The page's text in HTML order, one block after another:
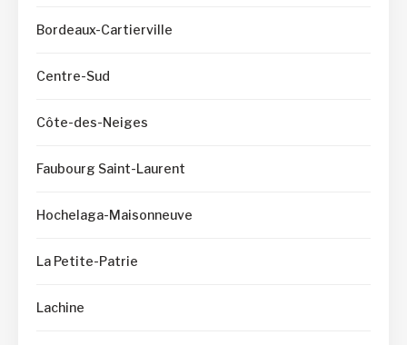
Bordeaux-Cartierville
Centre-Sud
Côte-des-Neiges
Faubourg Saint-Laurent
Hochelaga-Maisonneuve
La Petite-Patrie
Lachine